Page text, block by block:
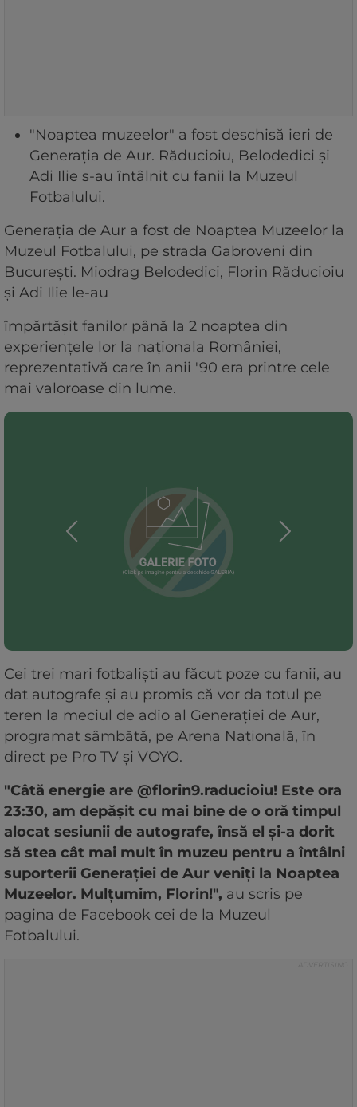
"Noaptea muzeelor" a fost deschisă ieri de
Generația de Aur. Răducioiu, Belodedici și
Adi Ilie s-au întâlnit cu fanii la Muzeul
Fotbalului.
Generația de Aur a fost de Noaptea Muzeelor la
Muzeul Fotbalului, pe strada Gabroveni din
București. Miodrag Belodedici, Florin Răducioiu
și Adi Ilie le-au
împărtășit fanilor până la 2 noaptea din
experiențele lor la naționala României,
reprezentativă care în anii '90 era printre cele
mai valoroase din lume.
Cei trei mari fotbaliști au făcut poze cu fanii, au
dat autografe și au promis că vor da totul pe
teren la meciul de adio al Generației de Aur,
programat sâmbătă, pe Arena Națională, în
direct pe Pro TV și VOYO.
"Câtă energie are @florin9.raducioiu! Este ora
23:30, am depășit cu mai bine de o oră timpul
alocat sesiunii de autografe, însă el și-a dorit
să stea cât mai mult în muzeu pentru a întâlni
suporterii Generației de Aur veniți la Noaptea
Muzeelor. Mulțumim, Florin!", au scris pe
pagina de Facebook cei de la Muzeul
Fotbalului.